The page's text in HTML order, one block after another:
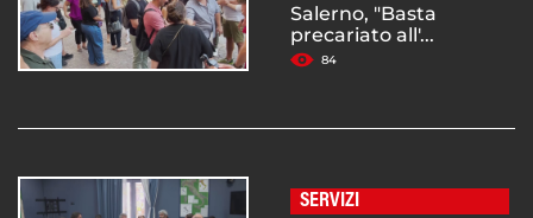
Salerno, "Basta
precariato all'...
84
SERVIZI